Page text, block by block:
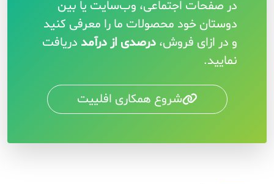
در صفحات اجتماعی، وب‌سایت یا بین
دوستان خود محصولات ما را معرفی کنید
و در ازای فروش، درصدی از درآمد دریافت
نمایید.
شروع همکاری افلییت